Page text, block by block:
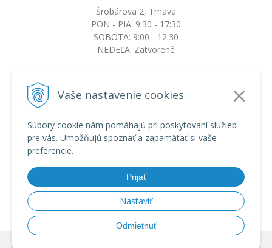
Vaše nastavenie cookies
Súbory cookie nám pomáhajú pri poskytovaní služieb
pre vás. Umožňujú spoznať a zapamätať si vaše
preferencie.
Prijať
Nastaviť
Odmietnuť
Šrobárova 2, Trnava
PON - PIA: 9:30 - 17:30
SOBOTA: 9:00 - 12:30
NEDEĽA: Zatvorené
objednavky@botkydorobotky.sk
VŠETKO O NÁKUPE
Ochrana osobných údajov
Možnosti dopravy a platby
Výmena, vrátenie tovaru a reklamácia